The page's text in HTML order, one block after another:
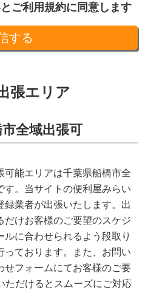
収集した個人情報は、法令に基づく命
を選び、また、契約等によって保護水
を実施し、適切に取り扱います。
び不正アクセスなどの予防ならびに
に管理し、滅失、き損、漏えいや不
ールを定め、責任者を設けます。
規範の遵守
報保護や通信の秘密に関する法令やガ
、個人情報保護方針および社内規程類
および相談窓口
対応いたします。
文後）から問い合わせ等があった場合
す。
おりません。
す。その場合、すべての改定は当ウェ
ご利用規約に同意します
張エリア
全域出張可
可能エリアは千葉県船橋市全
す。当サイトの便利屋みらい
録業者が出張いたします。出
だけお客様のご要望のスケジ
ルに合わせられるよう段取り
っております。また、お問い
せフォームにてお客様のご要
ただけるとスムーズにご対応